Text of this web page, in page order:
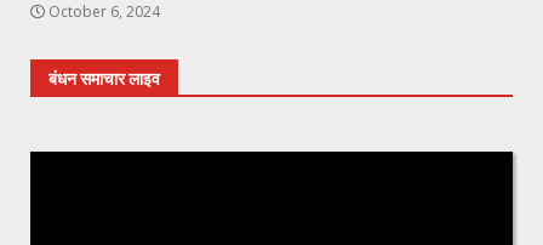
October 6, 2024
बंधन समाचार लाइव